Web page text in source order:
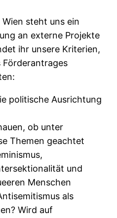
steht uns ein
an externe Projekte
ihr unsere Kriterien,
Förderantrages
politische Ausrichtung
ob unter
Themen geachtet
und
Menschen
als
Wird auf